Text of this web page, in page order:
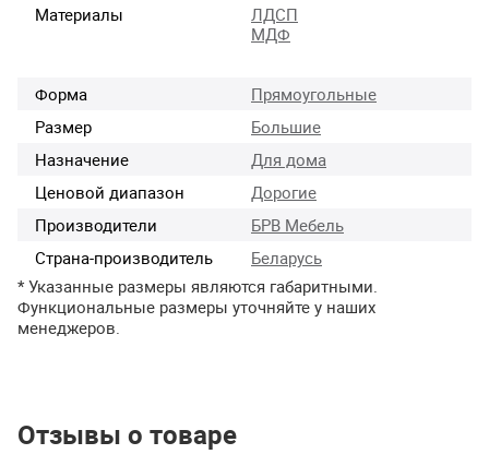
Материалы
ЛДСП
МДФ
Форма
Прямоугольные
Размер
Большие
Назначение
Для дома
Ценовой диапазон
Дорогие
Производители
БРВ Мебель
Страна-производитель
Беларусь
* Указанные размеры являются габаритными.
Функциональные размеры уточняйте у наших
менеджеров.
Отзывы о товаре